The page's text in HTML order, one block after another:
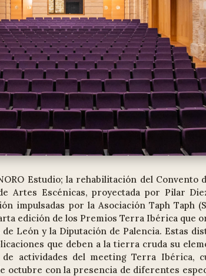
Estudio; la rehabilitación del Convento
Artes Escénicas, proyectada por Pilar
impulsadas por la Asociación Taph Taph
edición de los Premios Terra Ibérica que
León y la Diputación de Palencia. Estas
que deben a la tierra cruda su
actividades del meeting Terra Ibérica,
octubre con la presencia de diferentes